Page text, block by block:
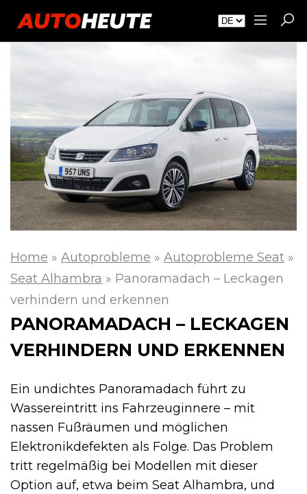
Home » Autoprobleme » Autoprobleme Seat »
Seat Alhambra » Panoramadach – Leckagen
verhindern und erkennen
PANORAMADACH – LECKAGEN
VERHINDERN UND ERKENNEN
Ein undichtes Panoramadach führt zu
Wassereintritt ins Fahrzeuginnere – mit
nassen Fußräumen und möglichen
Elektronikdefekten als Folge. Das Problem
tritt regelmäßig bei Modellen mit dieser
Option auf, etwa beim Seat Alhambra, und